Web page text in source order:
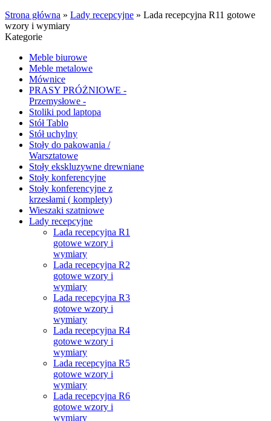
Strona główna » Lady recepcyjne » Lada recepcyjna R11 gotowe
wzory i wymiary
Kategorie
Meble biurowe
Meble metalowe
Mównice
PRASY PRÓŻNIOWE -
Przemysłowe -
Stoliki pod laptopa
Stół Tablo
Stół uchylny
Stoły do pakowania /
Warsztatowe
Stoły ekskluzywne drewniane
Stoły konferencyjne
Stoły konferencyjne z
krzesłami ( komplety)
Wieszaki szatniowe
Lady recepcyjne
Lada recepcyjna R1
gotowe wzory i
wymiary
Lada recepcyjna R2
gotowe wzory i
wymiary
Lada recepcyjna R3
gotowe wzory i
wymiary
Lada recepcyjna R4
gotowe wzory i
wymiary
Lada recepcyjna R5
gotowe wzory i
wymiary
Lada recepcyjna R6
gotowe wzory i
wymiary